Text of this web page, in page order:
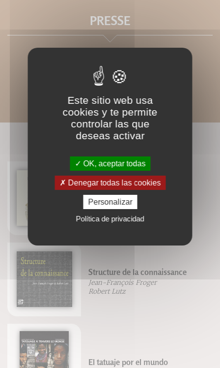
PRESSE
LIVRES ASSOCIÉS
Los peces de piedra
Pierre Abi Saad
Olivier Gaudant
Mireille Gayet
Structure de la connaissance
Jean-François Froger
Robert Lutz
El tatuaje por el mundo
Este sitio web usa
cookies y te permite
controlar las que
deseas activar
OK, aceptar todas
Denegar todas las cookies
Personalizar
Política de privacidad